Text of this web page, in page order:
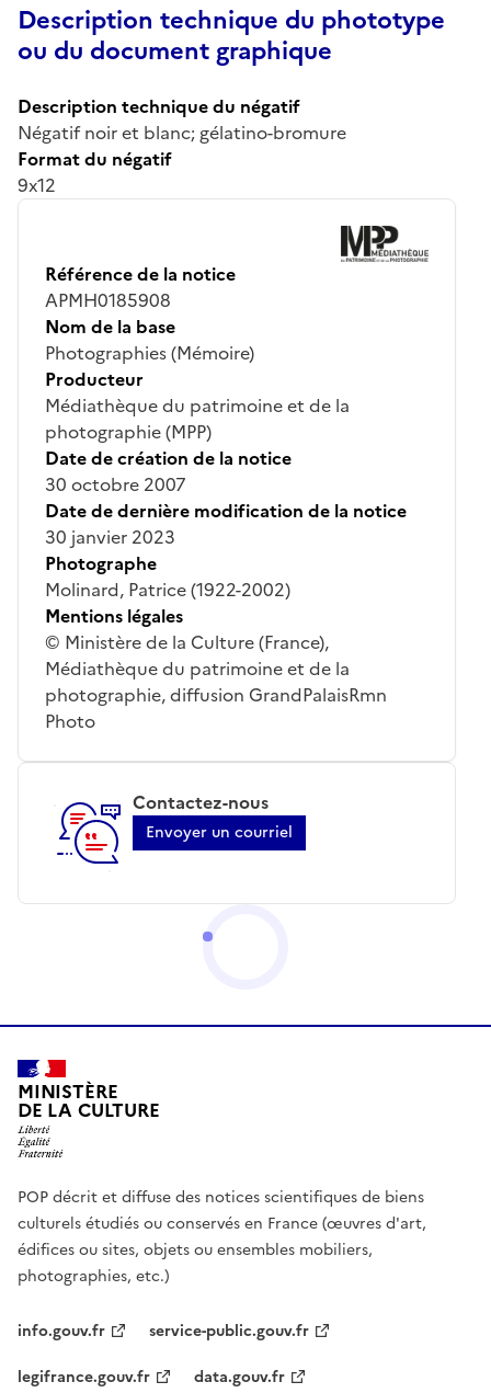
Description technique du phototype
ou du document graphique
Description technique du négatif
Négatif noir et blanc; gélatino-bromure
Format du négatif
9x12
Référence de la notice
APMH0185908
Nom de la base
Photographies (Mémoire)
Producteur
Médiathèque du patrimoine et de la
photographie (MPP)
Date de création de la notice
30 octobre 2007
Date de dernière modification de la notice
30 janvier 2023
Photographe
Molinard, Patrice (1922-2002)
Mentions légales
© Ministère de la Culture (France),
Médiathèque du patrimoine et de la
photographie, diffusion GrandPalaisRmn
Photo
Contactez-nous
Envoyer un courriel
MINISTÈRE
DE LA CULTURE
POP décrit et diffuse des notices scientifiques de biens
culturels étudiés ou conservés en France (œuvres d'art,
édifices ou sites, objets ou ensembles mobiliers,
photographies, etc.)
info.gouv.fr
service-public.gouv.fr
legifrance.gouv.fr
data.gouv.fr